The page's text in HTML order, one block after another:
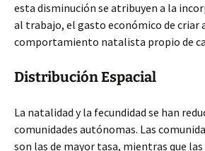
esta disminución se atribuyen a la
al trabajo, el gasto económico de criar
comportamiento natalista propio de
Distribución Espacial
La natalidad y la fecundidad se han
comunidades autónomas. Las
son las de mayor tasa, mientras que